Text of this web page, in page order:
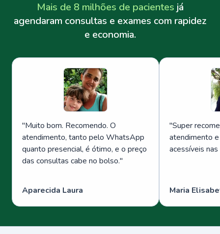
Mais de 8 milhões de pacientes já
agendaram consultas e exames com rapidez
e economia.
"Muito bom. Recomendo. O
atendimento, tanto pelo WhatsApp
quanto presencial, é ótimo, e o preço
das consultas cabe no bolso."
Aparecida Laura
"Super
atendimento
acessíveis
Maria